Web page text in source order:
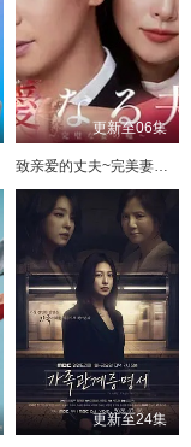
更新至06集
致亲爱的丈夫~完美妻子的谎言~
更新至24集